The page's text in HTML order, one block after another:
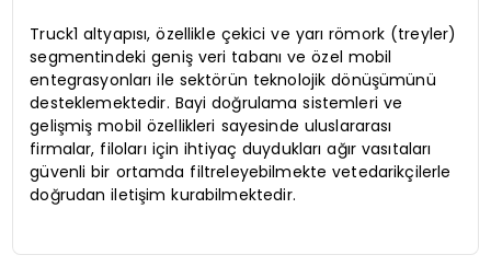
Truck1 altyapısı, özellikle çekici ve yarı römork (treyler)
segmentindeki geniş veri tabanı ve özel mobil
entegrasyonları ile sektörün teknolojik dönüşümünü
desteklemektedir. Bayi doğrulama sistemleri ve
gelişmiş mobil özellikleri sayesinde uluslararası
firmalar, filoları için ihtiyaç duydukları ağır vasıtaları
güvenli bir ortamda filtreleyebilmekte vetedarikçilerle
doğrudan iletişim kurabilmektedir.